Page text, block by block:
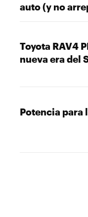
auto (y no
Toyota RAV4
nueva era del
Potencia para